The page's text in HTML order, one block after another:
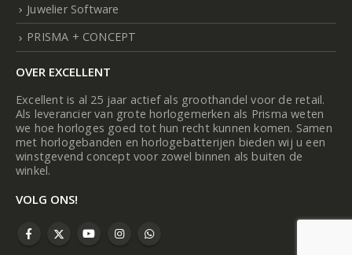
Juwelier Software
PRISMA + CONCEPT
OVER EXCELLENT
Excellent is al 25 jaar actief als groothandel voor de retail.
Als leverancier van grote horlogemerken als Prisma weten
we hoe horloges goed tot hun recht kunnen komen. Samen
met horlogebanden en horlogebatterijen bieden wij u een
winstgevend concept voor zowel binnen als buiten de
winkel.
VOLG ONS!